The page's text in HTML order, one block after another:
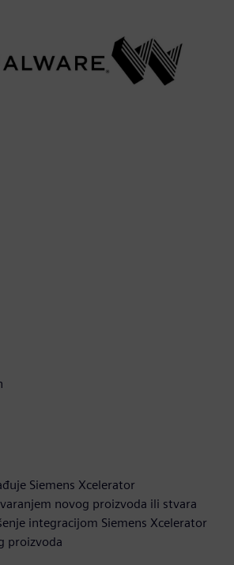
Siemens Xcelerator
novog proizvoda ili stvara
integracijom Siemens Xcelerator
proizvoda